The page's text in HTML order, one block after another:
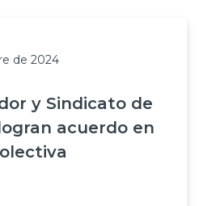
de 2024
y Sindicato de
acuerdo en